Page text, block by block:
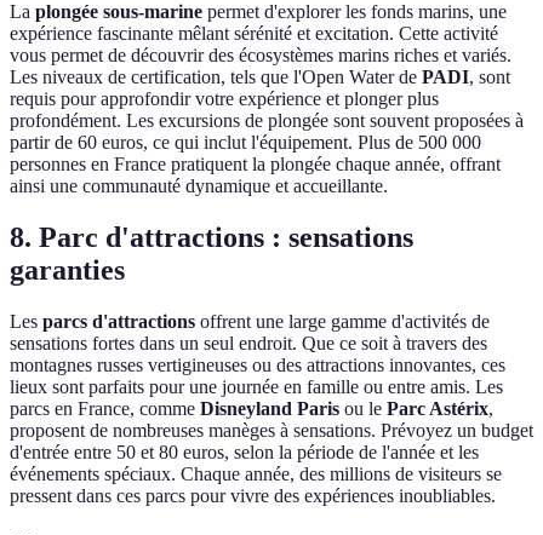
La plongée sous-marine permet d'explorer les fonds marins, une
expérience fascinante mêlant sérénité et excitation. Cette activité
vous permet de découvrir des écosystèmes marins riches et variés.
Les niveaux de certification, tels que l'Open Water de PADI, sont
requis pour approfondir votre expérience et plonger plus
profondément. Les excursions de plongée sont souvent proposées à
partir de 60 euros, ce qui inclut l'équipement. Plus de 500 000
personnes en France pratiquent la plongée chaque année, offrant
ainsi une communauté dynamique et accueillante.
8. Parc d'attractions : sensations
garanties
Les parcs d'attractions offrent une large gamme d'activités de
sensations fortes dans un seul endroit. Que ce soit à travers des
montagnes russes vertigineuses ou des attractions innovantes, ces
lieux sont parfaits pour une journée en famille ou entre amis. Les
parcs en France, comme Disneyland Paris ou le Parc Astérix,
proposent de nombreuses manèges à sensations. Prévoyez un budget
d'entrée entre 50 et 80 euros, selon la période de l'année et les
événements spéciaux. Chaque année, des millions de visiteurs se
pressent dans ces parcs pour vivre des expériences inoubliables.